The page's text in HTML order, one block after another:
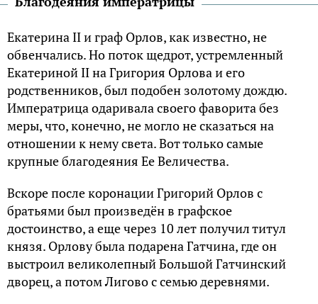
Екатерина ІІ и граф Орлов, как известно, не
обвенчались. Но поток щедрот, устремленный
Екатериной ІІ на Григория Орлова и его
родственников, был подобен золотому дождю.
Императрица одаривала своего фаворита без
меры, что, конечно, не могло не сказаться на
отношении к нему света. Вот только самые
крупные благодеяния Ее Величества.
Вскоре после коронации Григорий Орлов с
братьями был произведён в графское
достоинство, а еще через 10 лет получил титул
князя. Орлову была подарена Гатчина, где он
выстроил великолепный Большой Гатчинский
дворец, а потом Лигово с семью деревнями.